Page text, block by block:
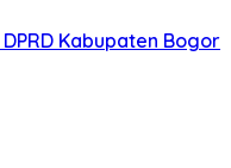
Kabupaten Bogor